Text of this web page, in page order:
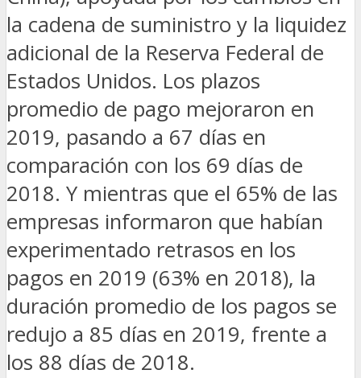
la cadena de suministro y la liquidez
adicional de la Reserva Federal de
Estados Unidos. Los plazos
promedio de pago mejoraron en
2019, pasando a 67 días en
comparación con los 69 días de
2018. Y mientras que el 65% de las
empresas informaron que habían
experimentado retrasos en los
pagos en 2019 (63% en 2018), la
duración promedio de los pagos se
redujo a 85 días en 2019, frente a
los 88 días de 2018.